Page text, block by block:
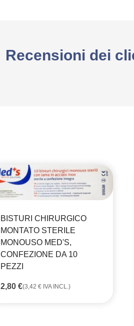
Recensioni dei
BISTURI CHIRURGICO
MONTATO STERILE
MONOUSO MED'S,
CONFEZIONE DA 10
PEZZI
2,80 €(3,42 € IVA INCL.)